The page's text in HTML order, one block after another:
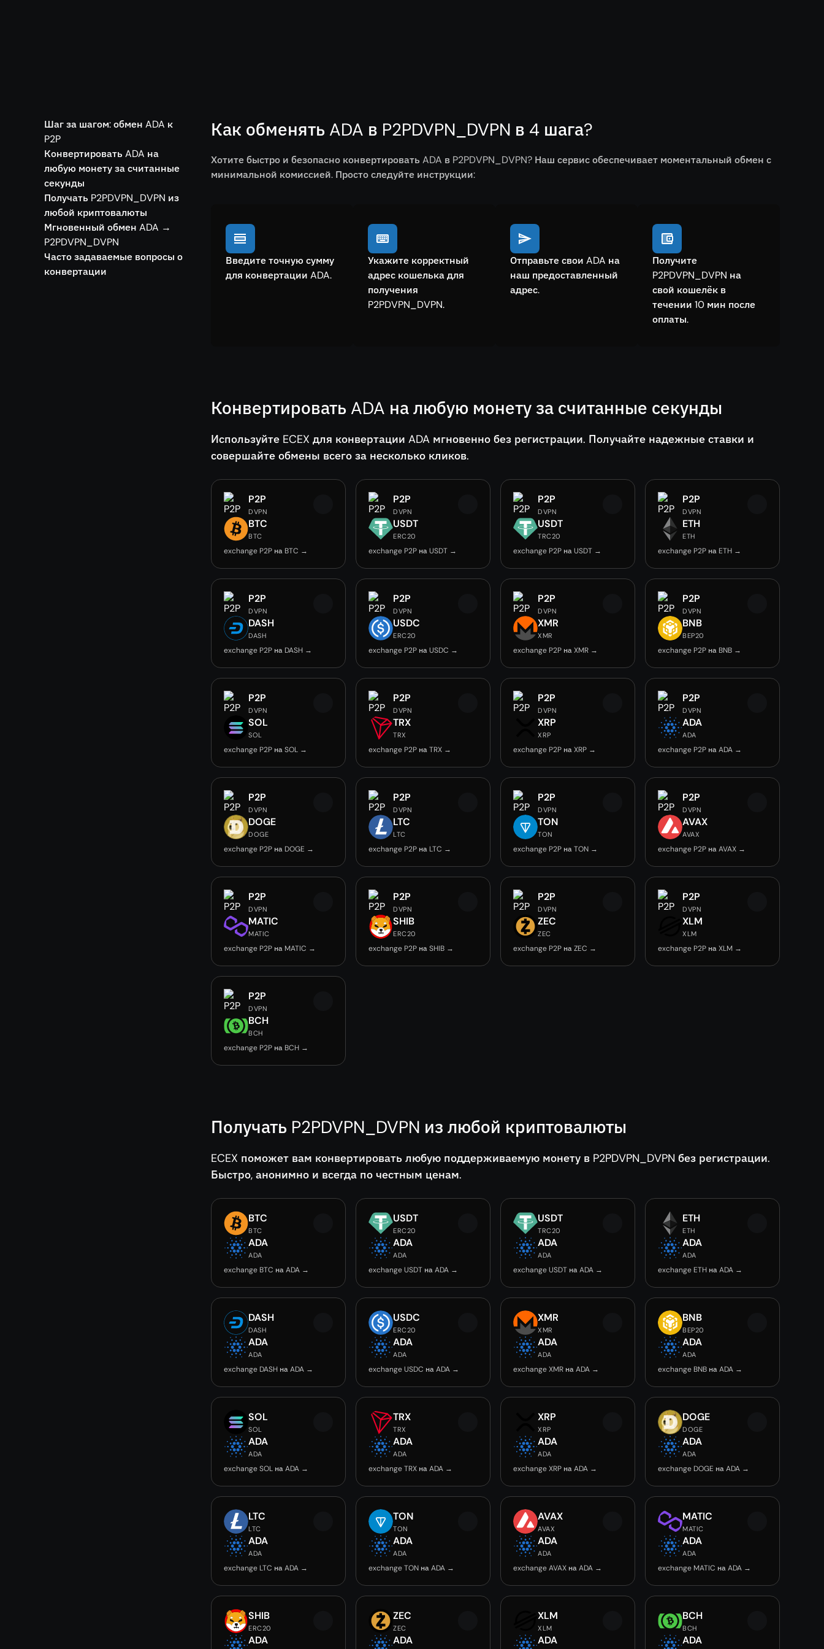
Шаг за шагом: обмен ADA к
P2P
Конвертировать ADA на
любую монету за считанные
секунды
Получать P2PDVPN_DVPN из
любой криптовалюты
Мгновенный обмен ADA →
P2PDVPN_DVPN
Часто задаваемые вопросы о
конвертации
Как обменять ADA в P2PDVPN_DVPN в 4 шага?
Хотите быстро и безопасно конвертировать ADA в P2PDVPN_DVPN? Наш сервис обеспечивает моментальный обмен с
минимальной комиссией. Просто следуйте инструкции:
Введите точную сумму
для конвертации ADA.
Укажите корректный
адрес кошелька для
получения
P2PDVPN_DVPN.
Отправьте свои ADA на
наш предоставленный
адрес.
Получите
P2PDVPN_DVPN на
свой кошелёк в
течении 10 мин после
оплаты.
Конвертировать ADA на любую монету за считанные секунды
Используйте ECEX для конвертации ADA мгновенно без регистрации. Получайте надежные ставки и
совершайте обмены всего за несколько кликов.
P2P
DVPN
BTC
BTC
exchange P2P на BTC →
P2P
DVPN
USDT
ERC20
exchange P2P на USDT →
P2P
DVPN
USDT
TRC20
exchange P2P на USDT →
P2P
DVPN
ETH
ETH
exchange P2P на ETH →
P2P
DVPN
DASH
DASH
exchange P2P на DASH →
P2P
DVPN
USDC
ERC20
exchange P2P на USDC →
P2P
DVPN
XMR
XMR
exchange P2P на XMR →
P2P
DVPN
BNB
BEP20
exchange P2P на BNB →
P2P
DVPN
SOL
SOL
exchange P2P на SOL →
P2P
DVPN
TRX
TRX
exchange P2P на TRX →
P2P
DVPN
XRP
XRP
exchange P2P на XRP →
P2P
DVPN
ADA
ADA
exchange P2P на ADA →
P2P
DVPN
DOGE
DOGE
exchange P2P на DOGE →
P2P
DVPN
LTC
LTC
exchange P2P на LTC →
P2P
DVPN
TON
TON
exchange P2P на TON →
P2P
DVPN
AVAX
AVAX
exchange P2P на AVAX →
P2P
DVPN
MATIC
MATIC
exchange P2P на MATIC →
P2P
DVPN
SHIB
ERC20
exchange P2P на SHIB →
P2P
DVPN
ZEC
ZEC
exchange P2P на ZEC →
P2P
DVPN
XLM
XLM
exchange P2P на XLM →
P2P
DVPN
BCH
BCH
exchange P2P на BCH →
Получать P2PDVPN_DVPN из любой криптовалюты
ECEX поможет вам конвертировать любую поддерживаемую монету в P2PDVPN_DVPN без регистрации.
Быстро, анонимно и всегда по честным ценам.
BTC
BTC
ADA
ADA
exchange BTC на ADA →
USDT
ERC20
ADA
ADA
exchange USDT на ADA →
USDT
TRC20
ADA
ADA
exchange USDT на ADA →
ETH
ETH
ADA
ADA
exchange ETH на ADA →
DASH
DASH
ADA
ADA
exchange DASH на ADA →
USDC
ERC20
ADA
ADA
exchange USDC на ADA →
XMR
XMR
ADA
ADA
exchange XMR на ADA →
BNB
BEP20
ADA
ADA
exchange BNB на ADA →
SOL
SOL
ADA
ADA
exchange SOL на ADA →
TRX
TRX
ADA
ADA
exchange TRX на ADA →
XRP
XRP
ADA
ADA
exchange XRP на ADA →
DOGE
DOGE
ADA
ADA
exchange DOGE на ADA →
LTC
LTC
ADA
ADA
exchange LTC на ADA →
TON
TON
ADA
ADA
exchange TON на ADA →
AVAX
AVAX
ADA
ADA
exchange AVAX на ADA →
MATIC
MATIC
ADA
ADA
exchange MATIC на ADA →
SHIB
ERC20
ADA
ZEC
ZEC
ADA
XLM
XLM
ADA
BCH
BCH
ADA